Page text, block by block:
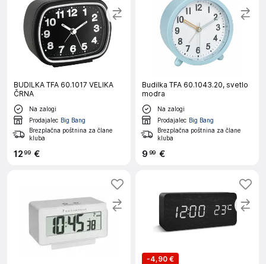
BUDILKA TFA 60.1017 VELIKA
ČRNA
Na zalogi
Prodajalec Big Bang
Brezplačna poštnina za člane
kluba
1299 €
Budilka TFA 60.1043.20, svetlo
modra
Na zalogi
Prodajalec Big Bang
Brezplačna poštnina za člane
kluba
9 99 €
-4,90 €